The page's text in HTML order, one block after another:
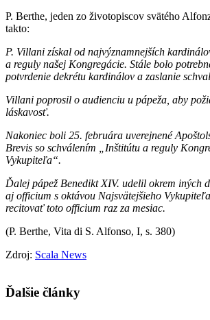
P. Berthe, jeden zo životopiscov svätého
takto:
P. Villani získal od najvýznamnejších
a reguly našej Kongregácie. Stále bolo
potvrdenie dekrétu kardinálov a zaslanie
Villani poprosil o audienciu u pápeža, aby
láskavosť.
Nakoniec boli 25. februára uverejnené
Brevis so schválením „Inštitútu a reguly
Vykupiteľa“.
Ďalej pápež Benedikt XIV. udelil okrem iných
aj officium s oktávou Najsvätejšieho
recitovať toto officium raz za mesiac.
(P. Berthe, Vita di S. Alfonso, I, s. 380)
Zdroj: Scala News
Ďalšie články